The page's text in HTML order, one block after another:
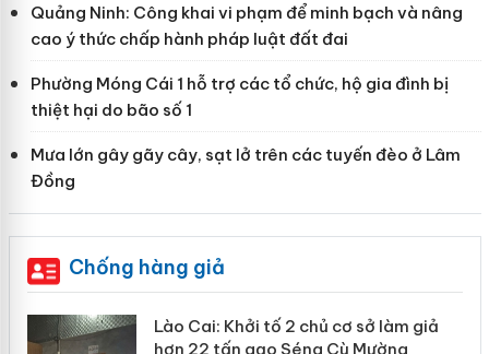
Quảng Ninh: Công khai vi phạm để minh bạch và nâng
cao ý thức chấp hành pháp luật đất đai
Phường Móng Cái 1 hỗ trợ các tổ chức, hộ gia đình bị
thiệt hại do bão số 1
Mưa lớn gây gãy cây, sạt lở trên các tuyến đèo ở Lâm
Đồng
Chống hàng giả
Lào Cai: Khởi tố 2 chủ cơ sở làm giả
hơn 22 tấn gạo Séng Cù Mường